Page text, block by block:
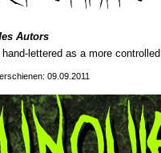
Autors
hand-lettered as a more
09.09.2011